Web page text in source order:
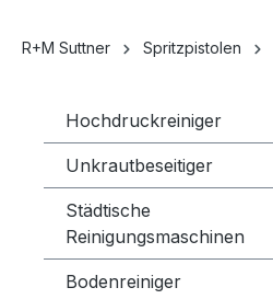
R+M Suttner Spritzpistolen
Hochdruckreiniger
Unkrautbeseitiger
Städtische
Reinigungsmaschinen
Bodenreiniger